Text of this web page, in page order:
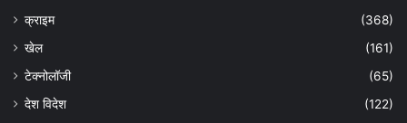
क्राइम
(368)
खेल
(161)
टेक्नोलॉजी
(65)
देश विदेश
(122)